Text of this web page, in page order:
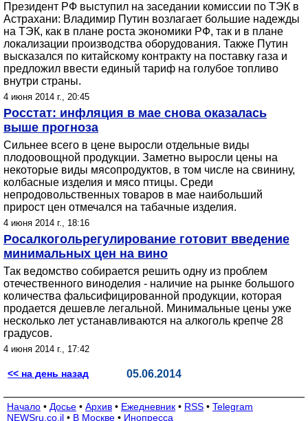
Президент РФ выступил на заседании комиссии по ТЭК в
Астрахани: Владимир Путин возлагает большие надежды
на ТЭК, как в плане роста экономики РФ, так и в плане
локализации производства оборудования. Также Путин
высказался по китайскому контракту на поставку газа и
предложил ввести единый тариф на голубое топливо
внутри страны.
4 июня 2014 г., 20:45
Росстат: инфляция в мае снова оказалась
выше прогноза
Сильнее всего в цене выросли отдельные виды
плодоовощной продукции. Заметно выросли цены на
некоторые виды мясопродуктов, в том числе на свинину,
колбасные изделия и мясо птицы. Среди
непродовольственных товаров в мае наибольший
прирост цен отмечался на табачные изделия.
4 июня 2014 г., 18:16
Росалкогольрегулирование готовит введение
минимальных цен на вино
Так ведомство собирается решить одну из проблем
отечественного виноделия - наличие на рынке большого
количества фальсифицированной продукции, которая
продается дешевле легальной. Минимальные цены уже
несколько лет устанавливаются на алкоголь крепче 28
градусов.
4 июня 2014 г., 17:42
<< на день назад 05.06.2014
Начало • Досье • Архив • Ежедневник • RSS • Telegram
NEWSru.co.il • В Москве • Инопресса